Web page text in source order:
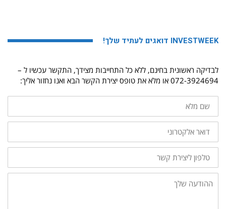
INVESTWEEK דואגים לעתיד שלך!
לבדיקה ראשונית בחינם, ללא כל התחייבות מצידך, התקשר עכשיו ל –
072-3924694 או מלא את טופס יצירת הקשר הבא ואנו נחזור אליך:
שם
מלא
דואר
אלקטרוני
טלפון
ליצירת
קשר
ההודעה
שלך: